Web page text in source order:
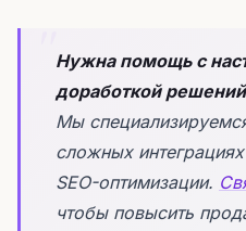
Нужна помощь с
доработкой
Мы
сложных
SEO-оптимизации.
чтобы повысить